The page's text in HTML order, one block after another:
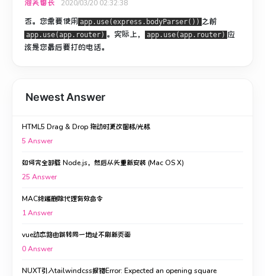
泡芙番长 2020/03/20 02:32:38
否。您需要使用 app.use(express.bodyParser()) 之前
app.use(app.router) 。 实际上， app.use(app.router) 应
该是您最后要打的电话。
Newest Answer
HTML5 Drag & Drop 拖动时更改图标/光标
5 Answer
如何完全卸载 Node.js，然后从头重新安装 (Mac OS X)
25 Answer
MAC终端删除代理有效命令
1Answer
vue动态路由跳转同一地址不刷新页面
0Answer
NUXT引入tailwindcss报错Error: Expected an opening square